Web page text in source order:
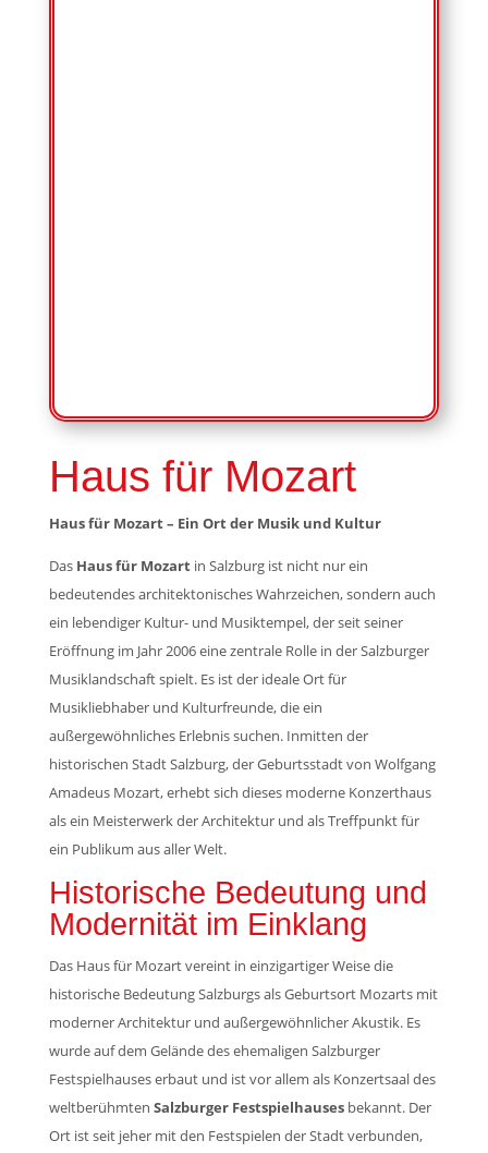
Haus für Mozart
Haus für Mozart – Ein Ort der Musik und Kultur
Das Haus für Mozartin Salzburg ist nicht nur ein
bedeutendes architektonisches Wahrzeichen, sondern auch
ein lebendiger Kultur- und Musiktempel, der seit seiner
Eröffnung im Jahr 2006 eine zentrale Rolle in der Salzburger
Musiklandschaft spielt. Es ist der ideale Ort für
Musikliebhaber und Kulturfreunde, die ein
außergewöhnliches Erlebnis suchen. Inmitten der
historischen Stadt Salzburg, der Geburtsstadt von Wolfgang
Amadeus Mozart, erhebt sich dieses moderne Konzerthaus
als ein Meisterwerk der Architektur und als Treffpunkt für
ein Publikum aus aller Welt.
Historische Bedeutung und
Modernität im Einklang
Das Haus für Mozart vereint in einzigartiger Weise die
historische Bedeutung Salzburgs als Geburtsort Mozarts mit
moderner Architektur und außergewöhnlicher Akustik. Es
wurde auf dem Gelände des ehemaligen Salzburger
Festspielhauses erbaut und ist vor allem als Konzertsaal des
weltberühmten Salzburger Festspielhausesbekannt. Der
Ort ist seit jeher mit den Festspielen der Stadt verbunden,